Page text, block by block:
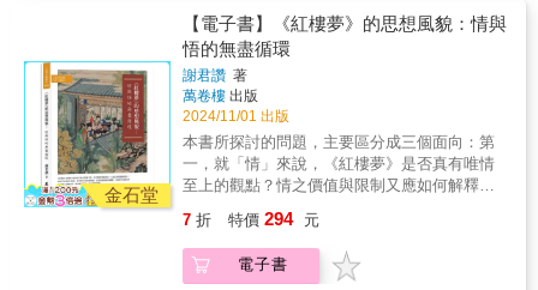
靜，還能讓潮水分開……〈古鏡記〉，出自
《太平廣記》◎王宙和表妹倩娘互相愛慕卻無
法相守，倩娘毅然決定和王宙私奔，五年後，
兩人帶著兩個兒子回家向父母謝罪，沒想到倩
娘的父親卻說，女兒已經臥病在床好幾年了。
原本躺在閨房中的倩娘，聽到王宙回來的消
息，竟然高興地起床梳妝打扮換衣，出門迎接
回家的倩娘，兩個人一見到面以後，突然合為
一體……〈離魂記〉，出自《太平廣記》◎道
覺，就可以過著夢想中的富貴生活。那個青色
的瓷枕兩端各有一個小洞，盧生把頭躺在枕頭
上睡覺，迷迷糊糊中，好像看到枕頭的小洞漸
光照她。他們生下一個兒子之後，某天談生忍
不住好奇，夜晚趁著妻子睡著，拿著燭火偷看
她，結果嚇了一大跳……〈談生與鬼妻〉，出
自《搜神記》◎喪妻的喬生自從在元宵節遇到
孤女符麗卿，便一見鍾情，從此女子夜夜來
訪。過了半個月，鄰居有個老翁感到懷疑，就
在牆壁上鑿了個洞偷看，只見一個紅粉骷髏與
喬生並排坐在燈下……〈牡丹燈籠〉，出自：
《剪燈新話》◎活人有三魂七魄，死後則分散
到草木之中無所歸依。如果收回將它們收攏聚
身體，這就是具魂……〈韋會地府雪冤〉，出
自：《玄怪錄》◎有個膽大的書生，有天傍晚
金石堂
【電子書】《紅樓夢》的思想風貌：情與
悟的無盡循環
謝君讚 著
萬卷樓 出版
2024/11/01 出版
本書所探討的問題，主要區分成三個面向：第
一，就「情」來說，《紅樓夢》是否真有唯情
至上的觀點？情之價值與限制又應如何解釋？
第二，就「悟」來說，所謂的「悟」其思想內
容為何？「悟」與佛、道式的證悟其異同為
何？而這樣的「悟」是否真能徹底化解「情」
7 折 特價 294 元
電子書